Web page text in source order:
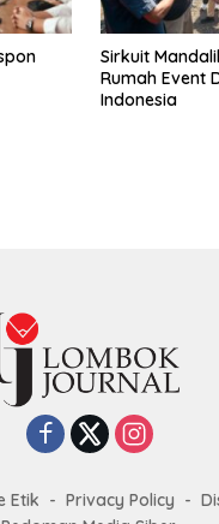
Sirkuit
Rumah Event
Indonesia
Etik Privacy Policy